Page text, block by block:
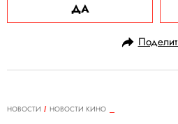
ДА
НОВОСТИ
НОВОСТИ КИНО